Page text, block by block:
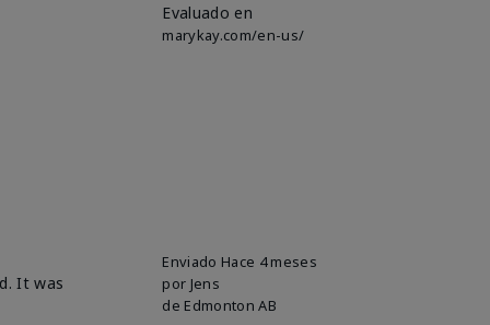
Evaluado en
marykay.com/en-us/
Enviado Hace 4 meses
por Jens
de Edmonton AB
It was